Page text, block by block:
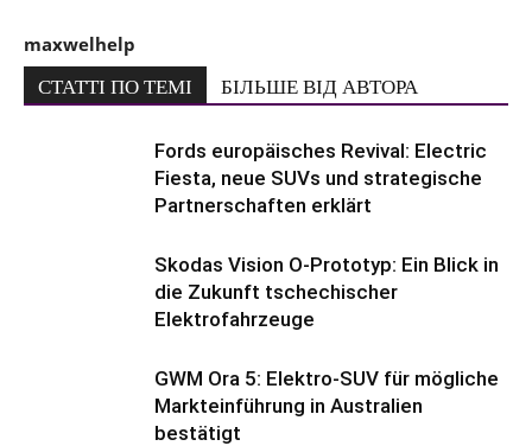
maxwelhelp
СТАТТІ ПО ТЕМІ БІЛЬШЕ ВІД АВТОРА
Fords europäisches Revival: Electric
Fiesta, neue SUVs und strategische
Partnerschaften erklärt
Skodas Vision O-Prototyp: Ein Blick in
die Zukunft tschechischer
Elektrofahrzeuge
GWM Ora 5: Elektro-SUV für mögliche
Markteinführung in Australien
bestätigt